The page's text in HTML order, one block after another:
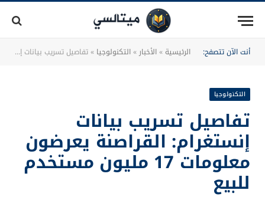
أنت الآن تتصفح: الرئيسية»الأخبار »التكنولوجيا »تفاصيل تسريب بيانات إنستغرام: القراصنة يعرضون معلومات 17 مليون مستخدم للبيع
التكنولوجيا
تفاصيل تسريب بيانات
إنستغرام: القراصنة يعرضون
معلومات 17 مليون مستخدم
للبيع